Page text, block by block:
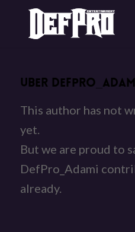
ÜBER
This author has not
yet.
But we are proud to
DefPro_Adami
already.